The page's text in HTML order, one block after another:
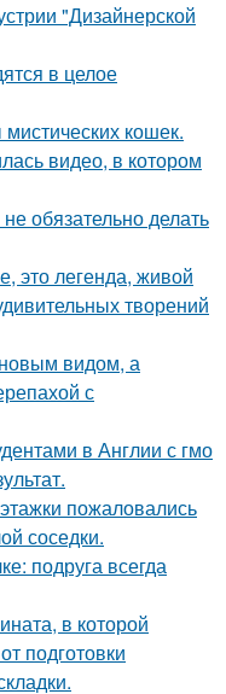
"Дизайнерской
в целое
кошек.
видео, в котором
обязательно делать
это легенда, живой
творений
видом, а
с
в Англии с гмо
пожаловались
соседки.
подруга всегда
в которой
подготовки